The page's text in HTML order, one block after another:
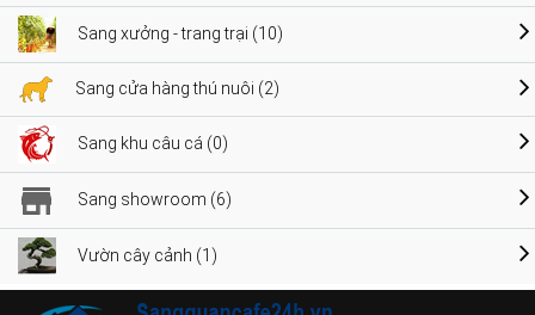
Sang xưởng - trang trại (10)
Sang cửa hàng thú nuôi (2)
Sang khu câu cá (0)
Sang showroom (6)
Vườn cây cảnh (1)